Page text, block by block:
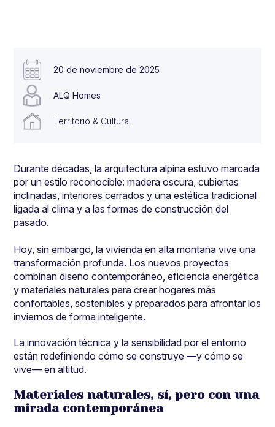
20 de noviembre de 2025
ALQ Homes
Territorio & Cultura
Durante décadas, la arquitectura alpina estuvo marcada
por un estilo reconocible: madera oscura, cubiertas
inclinadas, interiores cerrados y una estética tradicional
ligada al clima y a las formas de construcción del
pasado.
Hoy, sin embargo, la vivienda en alta montaña vive una
transformación profunda. Los nuevos proyectos
combinan diseño contemporáneo, eficiencia energética
y materiales naturales para crear hogares más
confortables, sostenibles y preparados para afrontar los
inviernos de forma inteligente.
La innovación técnica y la sensibilidad por el entorno
están redefiniendo cómo se construye —y cómo se
vive— en altitud.
Materiales naturales, sí, pero con una
mirada contemporánea